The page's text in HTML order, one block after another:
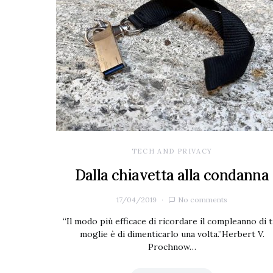
TECH AND PRIVACY
Dalla chiavetta alla condanna
17/04/2019 No comments
“Il modo più efficace di ricordare il compleanno di
moglie è di dimenticarlo una volta.”Herbert V.
Prochnow…